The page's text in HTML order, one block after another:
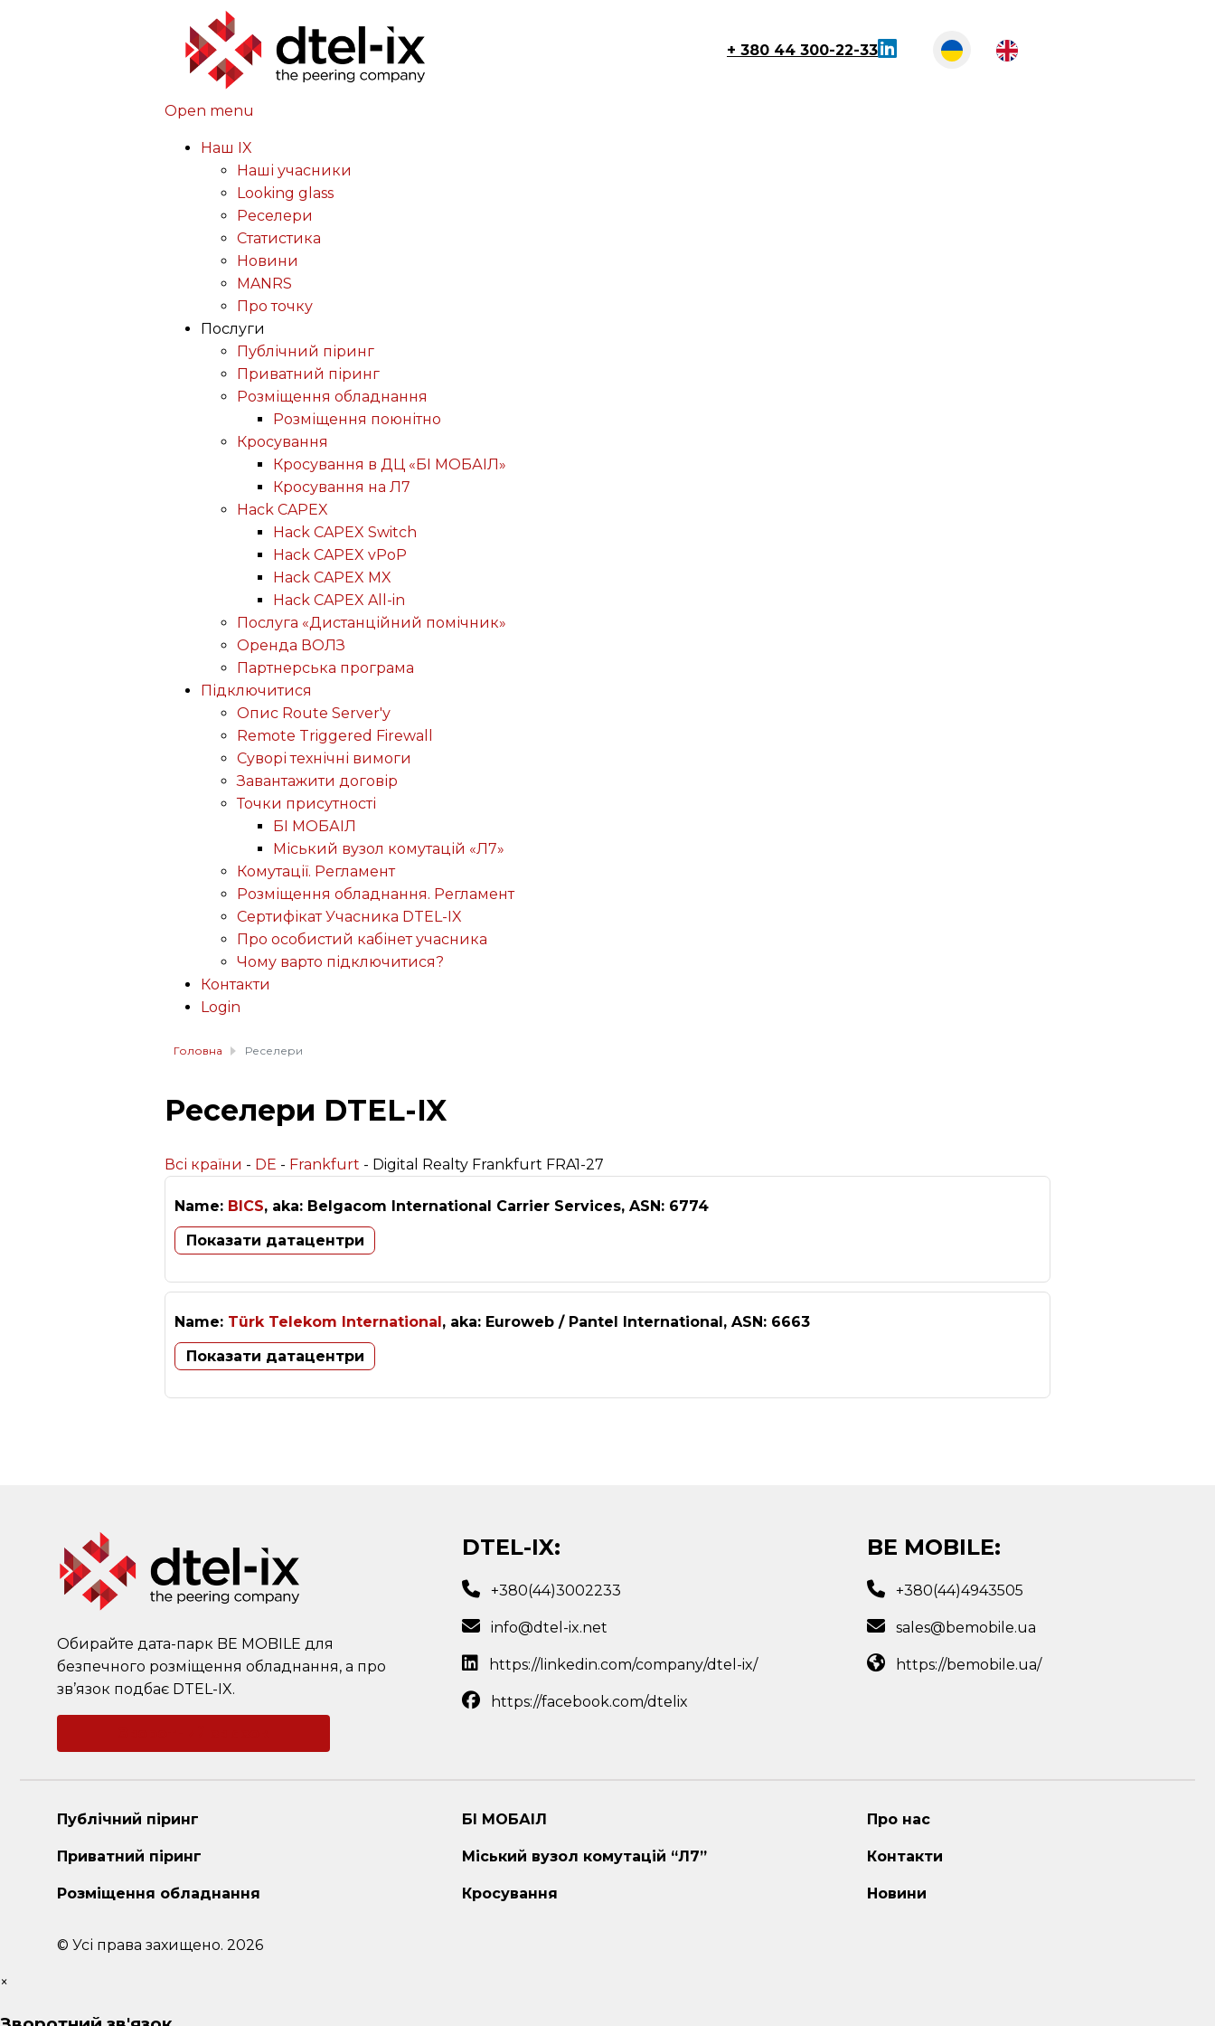
+ 380 44 300-22-33
Open menu
Наш IX
Наші учасники
Looking glass
Реселери
Статистика
Новини
MANRS
Про точку
Послуги
Публічний піринг
Приватний піринг
Розміщення обладнання
Розміщення поюнітно
Кросування
Кросування в ДЦ «БІ МОБАІЛ»
Кросування на Л7
Hack CAPEX
Hack CAPEX Switch
Hack CAPEX vPoP
Hack CAPEX MX
Hack CAPEX All-in
Послуга «Дистанційний помічник»
Оренда ВОЛЗ
Партнерська програма
Підключитися
Опис Route Server'у
Remote Triggered Firewall
Суворі технічні вимоги
Завантажити договір
Точки присутності
БІ МОБАІЛ
Міський вузол комутацій «Л7»
Комутації. Регламент
Розміщення обладнання. Регламент
Сертифікат Учасника DTEL-IX
Про особистий кабінет учасника
Чому варто підключитися?
Контакти
Login
Головна Реселери
Реселери DTEL-IX
Всі країни - DE - Frankfurt - Digital Realty Frankfurt FRA1-27
Name: BICS, aka: Belgacom International Carrier Services, ASN: 6774
Показати датацентри
Name: Türk Telekom International, aka: Euroweb / Pantel International, ASN: 6663
Показати датацентри
Обирайте дата-парк BE MOBILE для
безпечного розміщення обладнання, а про
зв’язок подбає DTEL-IX.
DTEL-IX:
+380(44)3002233
info@dtel-ix.net
https://linkedin.com/company/dtel-ix/
https://facebook.com/dtelix
BE MOBILE:
+380(44)4943505
sales@bemobile.ua
https://bemobile.ua/
Публічний піринг
Приватний піринг
Розміщення обладнання
БІ МОБАІЛ
Міський вузол комутацій “Л7”
Кросування
Про нас
Контакти
Новини
© Усі права захищено. 2026
×